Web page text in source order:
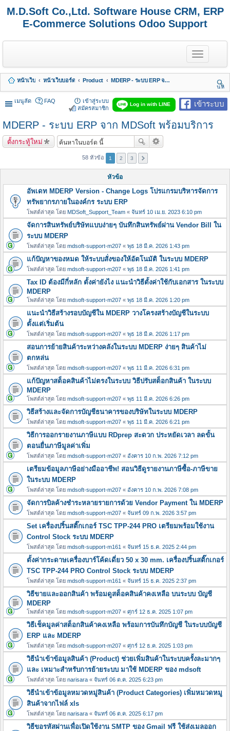
M.D.Soft Co.,Ltd. Software House CRM, ERP
E-Commerce Solutions Odoo Support
T
o
g
e
n
a
i
g
n
หน้าเว็บ หน้าเว็บบอร์ด Product
MDERP - ระบบ ERP จาก MDSoft พร้อมบริการ
นห
า
เมนูลัด
เข้าระบบ
Log in with LINE
FAQ
เข้าสู่ระบบ
สมัครสมาชิก
MDERP - ระบบ ERP จาก MDSoft พร้อมบริการ
ตั้งกระทู้ใหม่
58 หัวข้อ 1 2 3
หัวข้อ
อัพเดท MDERP Version - Change Logs โปรแกรมบริหารจัดการ
ทรัพยากรภายในองค์กร ระบบ ERP
โพสต์ล่าสุด โดย MDSoft_Support_Team « จันทร์ 10 เม.ย. 2023 6:10 pm
จัดการสินทรัพย์บริษัทแบบง่ายๆ บันทึกสินทรัพย์ผ่าน Vendor Bill ใน
ระบบ MDERP
โพสต์ล่าสุด โดย mdsoft-support-m207 « พุธ 18 มี.ค. 2026 1:43 pm
แก้ปัญหาของหมด ให้ระบบสั่งของให้อัตโนมัติ ในระบบ MDERP
โพสต์ล่าสุด โดย mdsoft-support-m207 « พุธ 18 มี.ค. 2026 1:41 pm
Tax ID ต้องมีกี่หลัก ตั้งค่ายังไง แนะนำวิธีตั้งค่าใช้กับเอกสาร ในระบบ
MDERP
โพสต์ล่าสุด โดย mdsoft-support-m207 « พุธ 18 มี.ค. 2026 1:20 pm
แนะนำวิธีสร้างรอบบัญชีใน MDERP วางโครงสร้างบัญชีในระบบ
ตั้งแต่เริ่มต้น
โพสต์ล่าสุด โดย mdsoft-support-m207 « พุธ 18 มี.ค. 2026 1:17 pm
สอนการย้ายสินค้าระหว่างคลังในระบบ MDERP ง่ายๆ สินค้าไม่
ตกหล่น
โพสต์ล่าสุด โดย mdsoft-support-m207 « พุธ 11 มี.ค. 2026 6:31 pm
แก้ปัญหาสต็อคสินค้าไม่ตรงในระบบ วิธีปรับสต็อกสินค้า ในระบบ
MDERP
โพสต์ล่าสุด โดย mdsoft-support-m207 « พุธ 11 มี.ค. 2026 6:26 pm
วิธีสร้างและจัดการบัญชีธนาคารของบริษัทในระบบ MDERP
โพสต์ล่าสุด โดย mdsoft-support-m207 « พุธ 11 มี.ค. 2026 6:21 pm
วิธีการออกรายงานภาษีแบบ RDprep สะดวก ประหยัดเวลา ลดขั้น
ตอนยื่นภาษีมูลค่าเพิ่ม
โพสต์ล่าสุด โดย mdsoft-support-m207 « อังคาร 10 ก.พ. 2026 7:12 pm
เตรียมข้อมูลภาษีอย่างมืออาชีพ! สอนวิธีดูรายงานภาษีซื้อ-ภาษีขาย
ในระบบ MDERP
โพสต์ล่าสุด โดย mdsoft-support-m207 « อังคาร 10 ก.พ. 2026 7:08 pm
จัดการบิลค้างชำระหลายรายการด้วย Vendor Payment ใน MDERP
โพสต์ล่าสุด โดย mdsoft-support-m207 « จันทร์ 09 ก.พ. 2026 3:57 pm
Set เครื่องปริ้นสติ๊กเกอร์ TSC TPP-244 PRO เตรียมพร้อมใช้งาน
Control Stock ระบบ MDERP
โพสต์ล่าสุด โดย mdsoft-support-m161 « จันทร์ 15 ธ.ค. 2025 2:44 pm
ตั้งค่ากระดาษเครื่องบาร์โค้ดเดี่ยว 50 x 30 mm. เครื่องปริ้นสติ๊กเกอร์
TSC TPP-244 PRO Control Stock ระบบ MDERP
โพสต์ล่าสุด โดย mdsoft-support-m161 « จันทร์ 15 ธ.ค. 2025 2:37 pm
วิธีขายและออกสินค้า พร้อมดูสต็อคสินค้าคงเหลือ บนระบบ บัญชี
MDERP
โพสต์ล่าสุด โดย mdsoft-support-m207 « ศุกร์ 12 ธ.ค. 2025 1:07 pm
วิธีเช็คมูลค่าสต็อกสินค้าคงเหลือ พร้อมการบันทึกบัญชี ในระบบบัญชี
ERP และ MDERP
โพสต์ล่าสุด โดย mdsoft-support-m207 « ศุกร์ 12 ธ.ค. 2025 1:03 pm
วิธีนำเข้าข้อมูลสินค้า (Product) ช่วยเพิ่มสินค้าในระบบครั้งละมากๆ
และ เหมาะสำหรับการย้ายระบบ มาใช้ MDERP ของ mdsoft
โพสต์ล่าสุด โดย narisara « จันทร์ 06 ต.ค. 2025 6:23 pm
วิธีนำเข้าข้อมูลหมวดหมู่สินค้า (Product Categories) เพิ่มหมวดหมู
สินค้าจากไฟล์ xls
โพสต์ล่าสุด โดย narisara « จันทร์ 06 ต.ค. 2025 6:17 pm
วิธีขอรหัสผ่านเพื่อเปิดใช้งาน SMTP ของ Gmail ฟรี ใช้ส่งเมลออก